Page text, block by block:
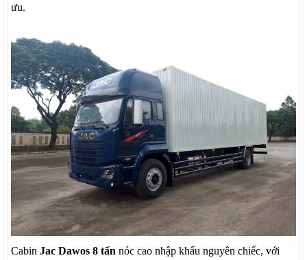
ưu.
Cabin Jac Dawos 8 tấn nóc cao nhập khẩu nguyên chiếc, với